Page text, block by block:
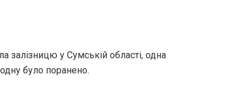
залізницю у Сумській області, одна
було поранено.